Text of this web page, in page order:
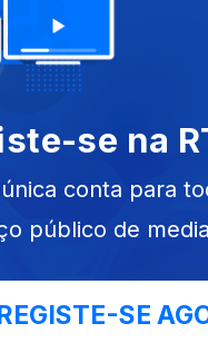
com o Boca Juniors no
na Super Taça.
Final do campeonato
se na
conta para
público de media
SE